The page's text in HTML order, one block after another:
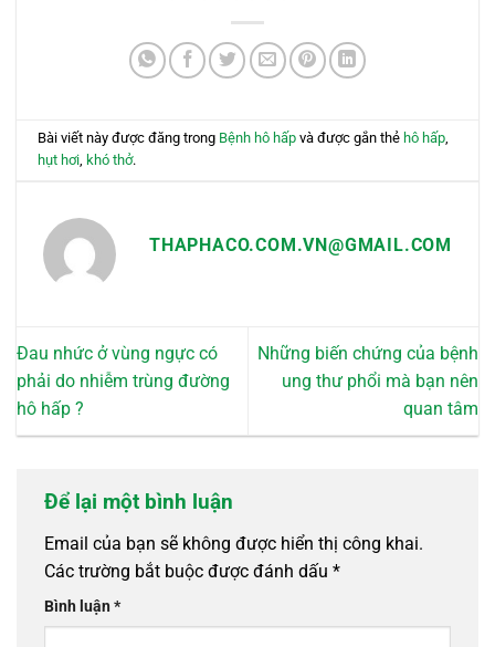
Bài viết này được đăng trong Bệnh hô hấp và được gắn thẻ hô hấp,
hụt hơi, khó thở.
THAPHACO.COM.VN@GMAIL.COM
Đau nhức ở vùng ngực có
phải do nhiễm trùng đường
hô hấp ?
Những biến chứng của bệnh
ung thư phổi mà bạn nên
quan tâm
Để lại một bình luận
Email của bạn sẽ không được hiển thị công khai.
Các trường bắt buộc được đánh dấu *
Bình luận*